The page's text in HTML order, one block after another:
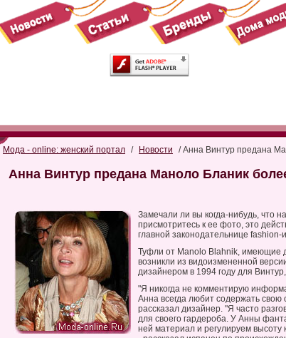
Мода - online: женский портал / Новости / Анна Винтур предана
Анна Винтур предана Маноло Бланик
Замечали ли вы когда-нибудь, что
присмотритесь к ее фото, это
главной законодательнице
Туфли от Manolo Blahnik, имеющие
возникли из видоизмененной
дизайнером в 1994 году для
"Я никогда не комментирую
Анна всегда любит содержать свою
рассказал дизайнер. "Я часто
для своего гардероба. У Анны
ней материал и регулируем высоту